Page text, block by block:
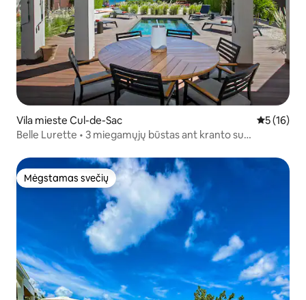
Vila mieste Cul-de-Sac Vidutinis
5 (16)
Belle Lurette • 3 miegamųjų būstas ant kranto su
Mėgstamas svečių
Mėgstamas svečių